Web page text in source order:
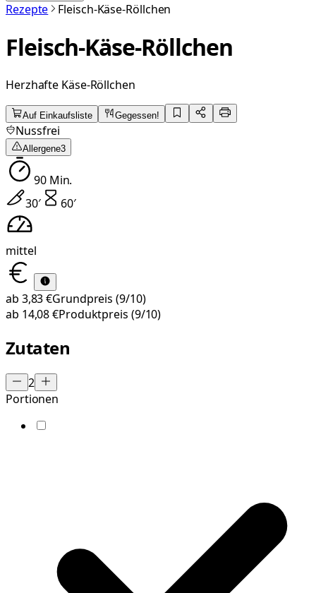
Rezepte Fleisch-Käse-Röllchen
Fleisch-Käse-Röllchen
Herzhafte Käse-Röllchen
Auf Einkaufsliste Gegessen!
Nussfrei
Allergene3
90Min.
30′ 60′
mittel
ab 3,83 €Grundpreis (9/10)
ab 14,08 €Produktpreis (9/10)
Zutaten
2
Portionen